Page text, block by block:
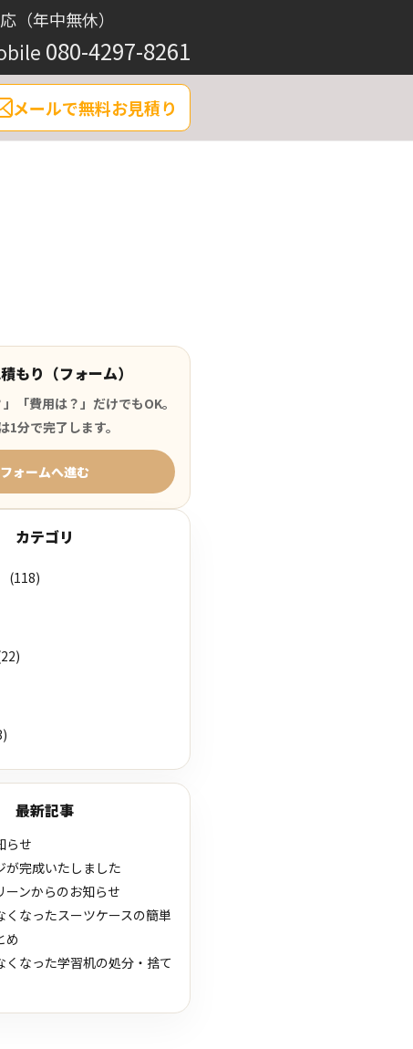
（年中無休）
080-4297-8261
メールで無料お見積り
もり（フォーム）
」「費用は？」だけでもOK。
1分で完了します。
フォームへ進む
カテゴリ
(118)
最新記事
らせ
が完成いたしました
ーンからのお知らせ
くなったスーツケースの簡単
め
くなった学習机の処分・捨て